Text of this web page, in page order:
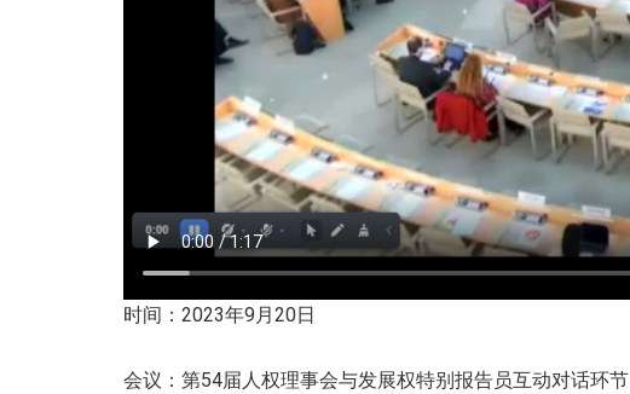
时间：2023年9月20日
会议：第54届人权理事会与发展权特别报告员互动对话环节